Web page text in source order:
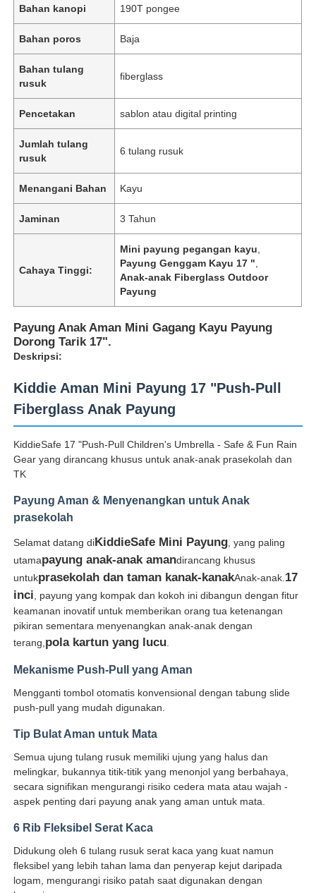
Tentang kita
Wisata pabrik
Kontrol kualitas
Hubungi kami
Berita
Semua Kasus
payung golf
Bahan kanopi 190T pongee
Bahan poros Baja
Bahan tulang
rusuk
fiberglass
Pencetakan sablon atau digital printing
Jumlah tulang
rusuk
6 tulang rusuk
Menangani Bahan Kayu
Jaminan 3 Tahun
Cahaya Tinggi:
Mini payung pegangan kayu
Payung Genggam Kayu 17 "
Anak-anak Fiberglass Outdoor
Payung
Payung Anak Aman Mini Gagang Kayu Payung
Dorong Tarik 17".
Deskripsi:
Kiddie Aman Mini Payung 17 "Push-Pull
Fiberglass Anak Payung
KiddieSafe 17 "Push-Pull Children's Umbrella - Safe & Fun Rain
Gear yang dirancang khusus untuk anak-anak prasekolah dan
TK
Payung Aman & Menyenangkan untuk Anak
prasekolah
Selamat datang diKiddieSafe Mini Payung , yang paling
utamapayung anak-anak amandirancang khusus
untukprasekolah dan taman kanak-kanakAnak-anak. 17
inci , payung yang kompak dan kokoh ini dibangun dengan fitur
keamanan inovatif untuk memberikan orang tua ketenangan
pikiran sementara menyenangkan anak-anak dengan
terang, pola kartun yang lucu
Mekanisme Push-Pull yang Aman
Mengganti tombol otomatis konvensional dengan tabung slide
push-pull yang mudah digunakan.
Tip Bulat Aman untuk Mata
Semua ujung tulang rusuk memiliki ujung yang halus dan
melingkar, bukannya titik-titik yang menonjol yang berbahaya,
secara signifikan mengurangi risiko cedera mata atau wajah -
aspek penting dari payung anak yang aman untuk mata.
6 Rib Fleksibel Serat Kaca
Didukung oleh 6 tulang rusuk serat kaca yang kuat namun
fleksibel yang lebih tahan lama dan penyerap kejut daripada
logam, mengurangi risiko patah saat digunakan dengan